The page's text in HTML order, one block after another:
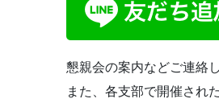
懇親会の案内などご連絡し
また、各支部で開催され